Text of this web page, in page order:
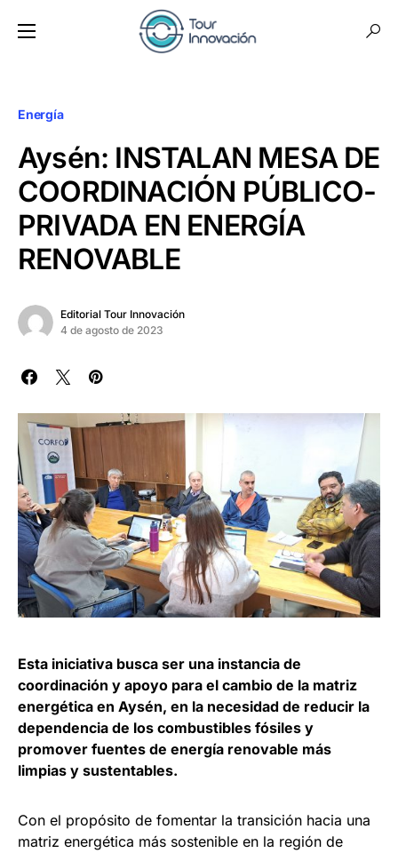
Energía
Aysén: INSTALAN MESA DE
COORDINACIÓN PÚBLICO-
PRIVADA EN ENERGÍA
RENOVABLE
Editorial Tour Innovación
4 de agosto de 2023
Esta iniciativa busca ser una instancia de
coordinación y apoyo para el cambio de la matriz
energética en Aysén, en la necesidad de reducir la
dependencia de los combustibles fósiles y
promover fuentes de energía renovable más
limpias y sustentables.
Con el propósito de fomentar la transición hacia una
matriz energética más sostenible en la región de